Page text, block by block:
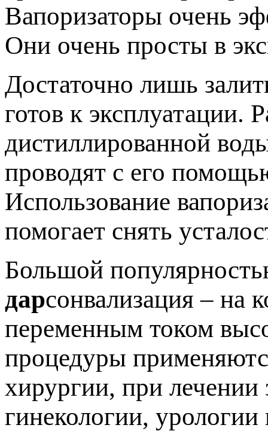
Вапоризаторы очень
Они очень просты в
Достаточно лишь
готов к эксплуатации.
дистиллированной
проводят с его
Использование
помогает снять
Большой
дарсонвализация – на
переменным током
процедуры
хирургии, при лечении
гинекологии, урологии